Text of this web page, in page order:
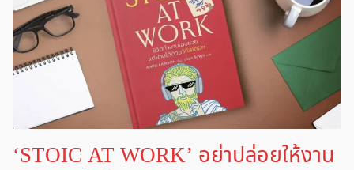
‘STOIC AT WORK’ อย่าปล่อยให้งาน